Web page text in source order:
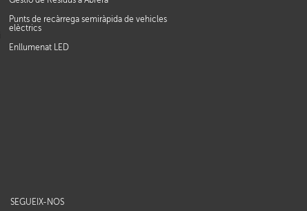
Punts de recàrrega semiràpida de vehicles
elèctrics
Enllumenat LED
SEGUEIX-NOS